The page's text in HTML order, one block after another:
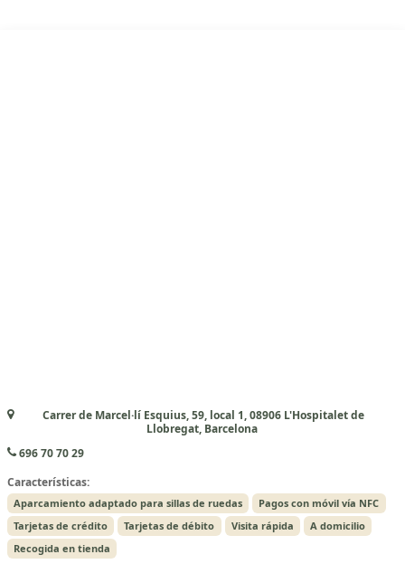
Carrer de Marcel·lí Esquius, 59, local 1, 08906 L'Hospitalet de
Llobregat, Barcelona
696 70 70 29
Características:
Aparcamiento adaptado para sillas de ruedas
Pagos con móvil vía NFC
Tarjetas de crédito
Tarjetas de débito Visita rápida
A domicilio
Recogida en tienda